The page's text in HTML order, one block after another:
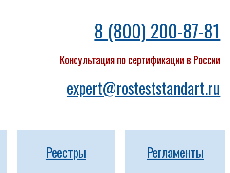
8 (800) 200-87-81
Консультация по сертификации в России
expert@rosteststandart.ru
Реестры Регламенты